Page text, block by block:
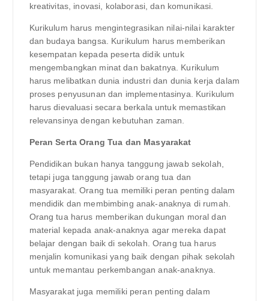
kreativitas, inovasi, kolaborasi, dan komunikasi.
Kurikulum harus mengintegrasikan nilai-nilai karakter
dan budaya bangsa. Kurikulum harus memberikan
kesempatan kepada peserta didik untuk
mengembangkan minat dan bakatnya. Kurikulum
harus melibatkan dunia industri dan dunia kerja dalam
proses penyusunan dan implementasinya. Kurikulum
harus dievaluasi secara berkala untuk memastikan
relevansinya dengan kebutuhan zaman.
Peran Serta Orang Tua dan Masyarakat
Pendidikan bukan hanya tanggung jawab sekolah,
tetapi juga tanggung jawab orang tua dan
masyarakat. Orang tua memiliki peran penting dalam
mendidik dan membimbing anak-anaknya di rumah.
Orang tua harus memberikan dukungan moral dan
material kepada anak-anaknya agar mereka dapat
belajar dengan baik di sekolah. Orang tua harus
menjalin komunikasi yang baik dengan pihak sekolah
untuk memantau perkembangan anak-anaknya.
Masyarakat juga memiliki peran penting dalam